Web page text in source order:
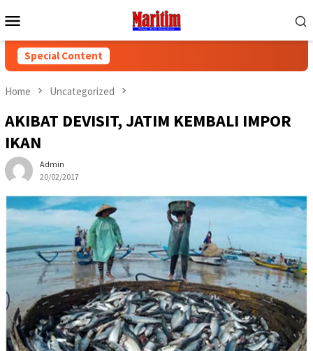
to
Menu
Special Content
Home Uncategorized
AKIBAT DEVISIT, JATIM KEMBALI IMPOR
IKAN
Admin
20/02/2017